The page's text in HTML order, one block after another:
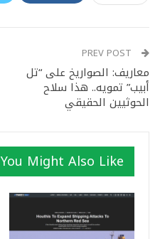
معاريف: الصواريخ على “تل
أبيب” تمويه.. هذا سلاح
الحوثيين الحقيقي
You Might Also Like